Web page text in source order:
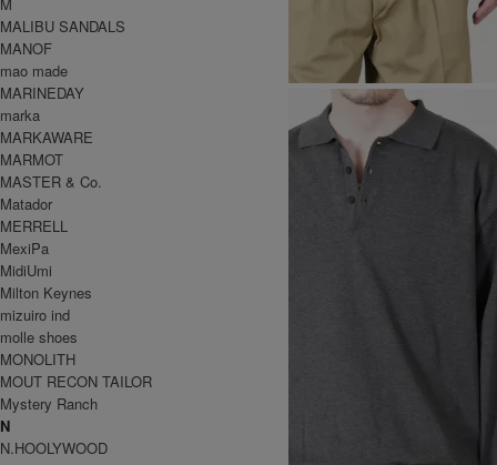
MALIBU SANDALS
MANOF
mao made
MARINEDAY
marka
MARKAWARE
MARMOT
MASTER & Co.
Matador
MERRELL
MexiPa
MidiUmi
Milton Keynes
mizuiro ind
molle shoes
MONOLITH
MOUT RECON TAILOR
Mystery Ranch
N
N.HOOLYWOOD